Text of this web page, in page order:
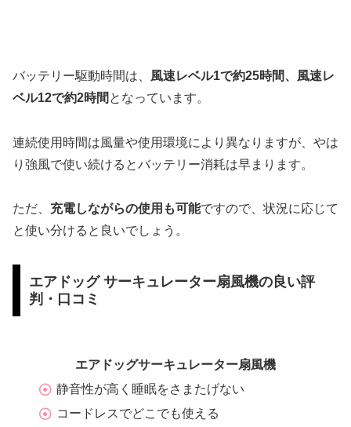
バッテリー駆動時間は、 風速レベル1で約25時間、風速レ
ベル12で約2時間 となっています。
連続使用時間は風量や使用環境により異なりますが、やは
り強風で使い続けるとバッテリー消耗は早まります。
ただ、 充電しながらの使用も可能ですので、状況に応じて
と使い分けると良いでしょう。
エアドッグ サーキュレーター扇風機の良い評
判・口コミ
エアドッグサーキュレーター扇風機
静音性が高く睡眠をさまたげない
コードレスでどこでも使える